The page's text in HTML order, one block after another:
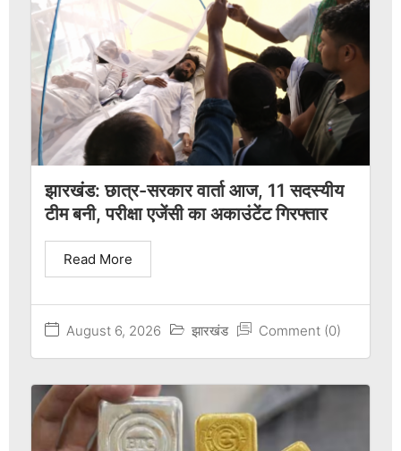
झारखंड: छात्र-सरकार वार्ता आज, 11 सदस्यीय
टीम बनी, परीक्षा एजेंसी का अकाउंटेंट गिरफ्तार
August 6, 2026 झारखंड Comment (0)
Read More